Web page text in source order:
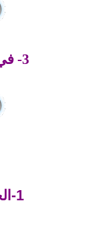
3- في رحاب اللغة العربية:
1-الجديد في الرياضيات: